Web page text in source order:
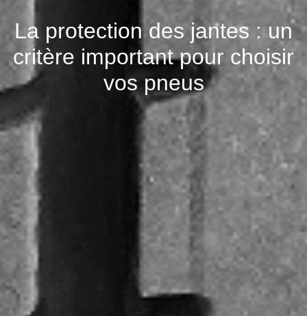
La protection des jantes : un
critère important pour choisir
vos pneus